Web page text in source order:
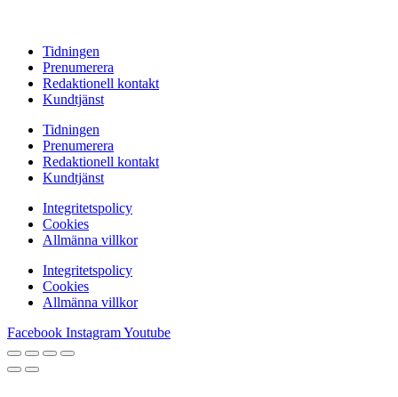
Tidningen
Prenumerera
Redaktionell kontakt
Kundtjänst
Tidningen
Prenumerera
Redaktionell kontakt
Kundtjänst
Integritetspolicy
Cookies
Allmänna villkor
Integritetspolicy
Cookies
Allmänna villkor
Facebook InstagramYoutube